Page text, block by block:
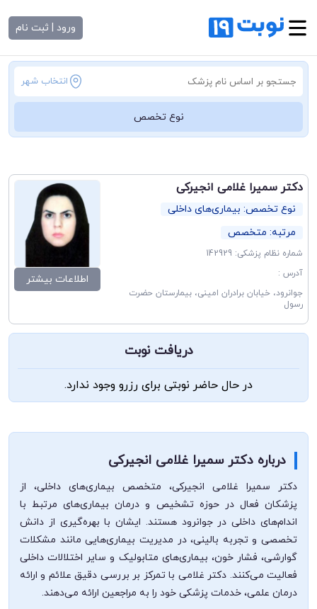
ورود | ثبت نام
انتخاب شهر
نوع تخصص
دکتر سمیرا غلامی انجیرکی
نوع تخصص: بیماری‌های داخلی
مرتبه: متخصص
شماره نظام پزشکی: 142929
آدرس :
جوانرود، خیابان برادران امینی، بیمارستان حضرت
رسول
اطلاعات بیشتر
دریافت نوبت
در حال حاضر نوبتی برای رزرو وجود ندارد.
درباره دکتر سمیرا غلامی انجیرکی
دکتر سمیرا غلامی انجیرکی، متخصص بیماری‌های داخلی، از
پزشکان فعال در حوزه تشخیص و درمان بیماری‌های مرتبط با
اندام‌های داخلی در جوانرود هستند. ایشان با بهره‌گیری از دانش
تخصصی و تجربه بالینی، در مدیریت بیماری‌هایی مانند مشکلات
گوارشی، فشار خون، بیماری‌های متابولیک و سایر اختلالات داخلی
فعالیت می‌کنند. دکتر غلامی با تمرکز بر بررسی دقیق علائم و ارائه
درمان علمی، خدمات پزشکی خود را به مراجعین ارائه می‌دهند.